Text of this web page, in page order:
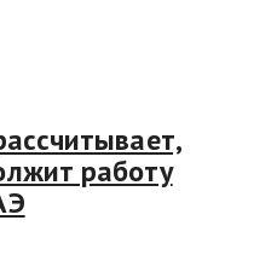
работу